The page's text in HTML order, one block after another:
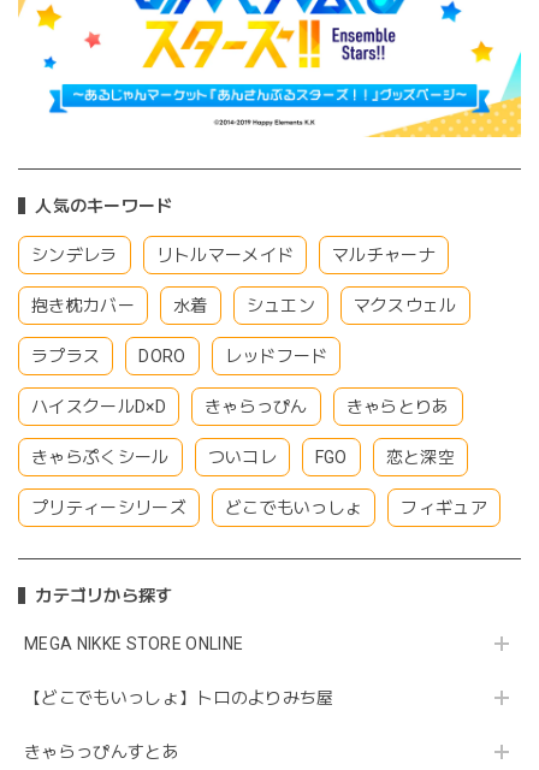
人気のキーワード
シンデレラ リトルマーメイド マルチャーナ
抱き枕カバー 水着 シュエン マクスウェル
ラプラス DORO レッドフード
ハイスクールD×D きゃらっぴん きゃらとりあ
きゃらぷくシール ついコレ FGO 恋と深空
プリティーシリーズ どこでもいっしょ フィギュア
カテゴリから探す
MEGA NIKKE STORE ONLINE
【どこでもいっしょ】トロのよりみち屋
きゃらっぴんすとあ